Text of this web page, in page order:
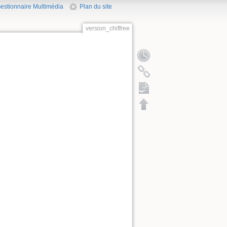
Multimédia Plan du site
version_chiffree